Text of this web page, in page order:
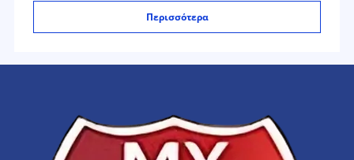
Περισσότερα